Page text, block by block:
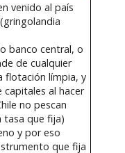
venido al país
banco central, o
de cualquier
flotación límpia, y
capitales al hacer
no pescan
tasa que fija)
y por eso
que fija